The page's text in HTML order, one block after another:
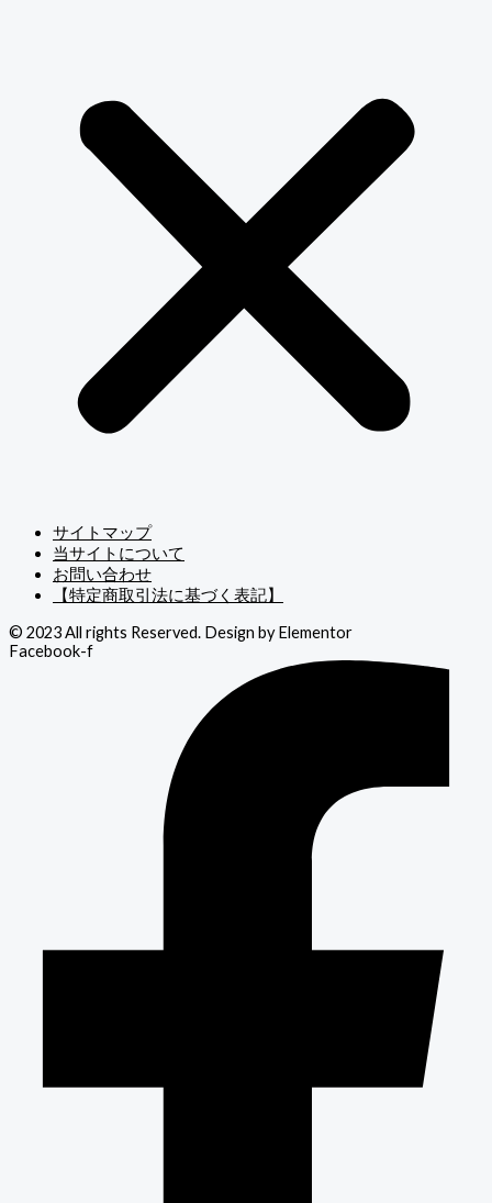
サイトマップ
当サイトについて
お問い合わせ
【特定商取引法に基づく表記】
© 2023 All rights Reserved. Design by Elementor
Facebook-f